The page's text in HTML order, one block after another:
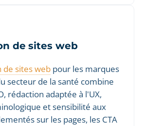
de sites web
de sites web pour les marques
secteur de la santé combine
rédaction adaptée à l'UX,
et sensibilité aux
sur les pages, les CTA